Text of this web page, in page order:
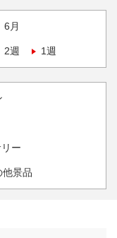
6月
2週 1週
ー
他景品